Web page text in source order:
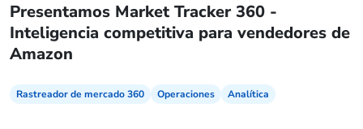
Presentamos Market Tracker 360 -
Inteligencia competitiva para vendedores de
Amazon
Rastreador de mercado 360 Operaciones Analítica